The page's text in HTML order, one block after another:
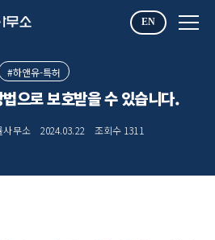
EN
#하앤유-특허
으로 보호받을 수 있습니다.
사무소 2024.03.22 조회수 1311